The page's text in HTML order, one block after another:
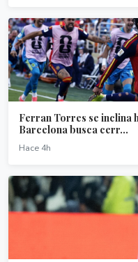
Ferran Torres se inclina
Barcelona busca cerr...
Hace 4h